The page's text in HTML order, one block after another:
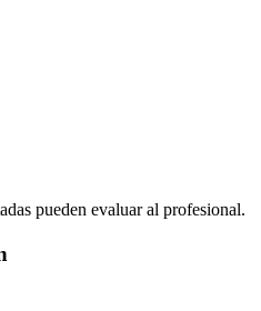
pueden evaluar al profesional.